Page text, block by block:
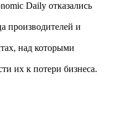
Daily отказались
производителей и
над которыми
их к потери бизнеса.